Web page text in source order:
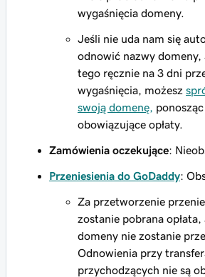
wygaśnięcia domeny.
Jeśli nie uda nam się
odnowić nazwy domeny,
tego ręcznie na 3 dni
wygaśnięcia, możesz
swoją domenę,
obowiązujące opłaty.
Zamówienia oczekujące:
Przeniesienia do GoDaddy:
Za przetworzenie
zostanie pobrana
domeny nie zostanie
Odnowienia przy
przychodzących nie są